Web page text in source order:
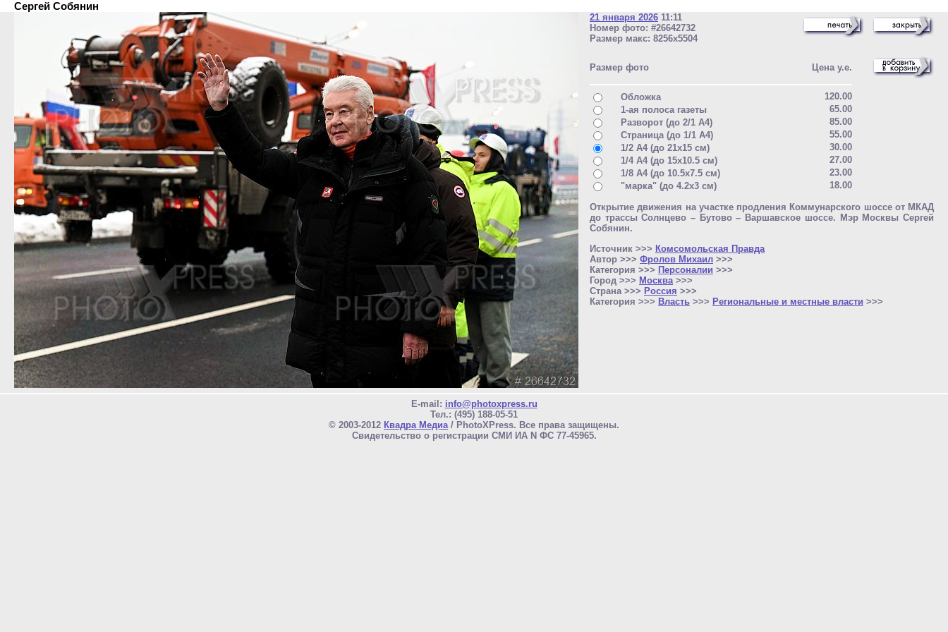
Сергей Собянин
21 января 2026 11:11
Номер фото: #26642732
Размер макс: 8256x5504
Размер фото Цена у.е.
Обложка
120.00
1-ая полоса газеты
65.00
Разворот (до 2/1 A4)
85.00
Страница (до 1/1 A4)
55.00
1/2 A4 (до 21x15 см)
30.00
1/4 A4 (до 15x10.5 см)
27.00
1/8 A4 (до 10.5x7.5 см)
23.00
"марка" (до 4.2x3 см)
18.00
Открытие движения на участке продления Коммунарского шоссе от МКАД
до трассы Солнцево – Бутово – Варшавское шоссе. Мэр Москвы Сергей
Собянин.
Источник >>> Комсомольская Правда
Автор >>> Фролов Михаил >>>
Категория >>> Персоналии >>>
Город >>> Москва >>>
Страна >>> Россия >>>
Категория >>> Власть >>> Региональные и местные власти >>>
E-mail: info@photoxpress.ru
Тел.: (495) 188-05-51
© 2003-2012 Квадра Медиа/ PhotoXPress. Все права защищены.
Свидетельство о регистрации СМИ ИА N ФС 77-45965.